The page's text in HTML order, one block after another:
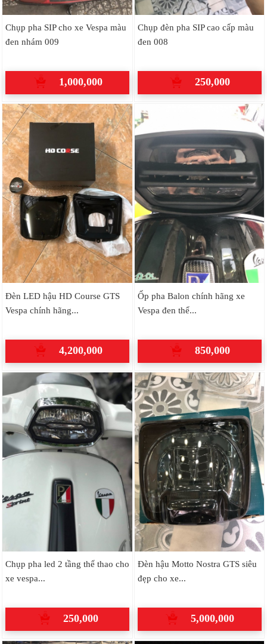
Chụp pha SIP cho xe Vespa màu
đen nhám 009
1,000,000
Chụp đèn pha SIP cao cấp màu
đen 008
250,000
Đèn LED hậu HD Course GTS
Vespa chính hãng...
4,200,000
Ốp pha Balon chính hãng xe
Vespa đen thể...
850,000
Chụp pha led 2 tầng thể thao cho
xe vespa...
250,000
Đèn hậu Motto Nostra GTS siêu
đẹp cho xe...
5,000,000